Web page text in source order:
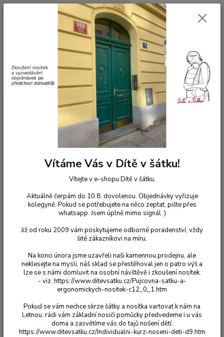
CZK
Hledat
(Po-Čt 10-18 hod. a Pá 10-16 hod.)
0 Kč
Bavlněné oblečení pro děti Kalhotky dívčí klasické bavlna
86/92
Spodní kalhotky Popolini - Hvězdičky 86/92
Spodní kalhotky Popolini -
Hvězdičky 86/92
Vítáme Vás v Dítě v šátku!
Vítejte v e-shopu Dítě v šátku,
Aktuálně čerpám do 10.8. dovolenou. Objednávky vyřizuje
kolegyně. Pokud se potřebujete na něco zeptat, pište přes
whatsapp. Jsem úplně mimo signál :)
Již od roku 2009 vám poskytujeme odborné poradenství, vždy
šité zákazníkovi na míru.
Na konci února jsme uzavřeli naši kamennou prodejnu, ale
neklesejte na mysli, náš sklad se přestěhoval jen o patro výš a
lze se s námi domluvit na osobní návštěvě i zkoušení nosítek.
- viz. https://www.ditevsatku.cz/Pujcovna-satku-a-
ergonomickych-nositek-c12_0_1.htm
Pokud se vám nechce skrze šátky a nosítka vartovat k nám na
Letnou, rádi vám základní nosiči pomůcky předvedeme i u vás
doma a zasvětíme vás do tajů nošení dětí.
https://www.ditevsatku.cz/Individualni-kurz-noseni-deti-d9.htm